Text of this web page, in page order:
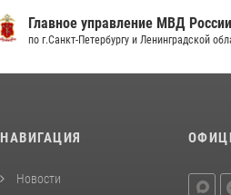
Главное управление МВД России
по г.Санкт-Петербургу и Ленинградской
НАВИГАЦИЯ
Новости